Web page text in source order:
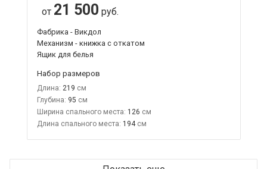
от 21 500 руб.
Фабрика - Викдол
Механизм - книжка с откатом
Ящик для белья
Набор размеров
Длина: 219
Глубина: 95
Ширина спального места: 126
Длина спального места: 194